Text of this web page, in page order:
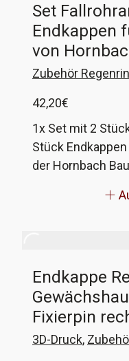
Set
Endkappen
von
Zubehör
42,20€
1x Set mit 2
Stück
der Hornbach
Der Auslauf
und Bögen
an.
Endkappe
Fixierpin
3D-Druck,